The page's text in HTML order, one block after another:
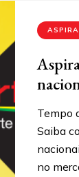
Tempo
Saiba
no